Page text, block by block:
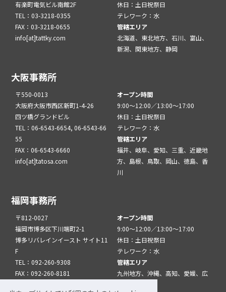
有楽町電気ビル南館2F
TEL：03-3218-0355
FAX：03-3218-0655
info[at]tattky.com
休日：土日祝祭日
テレワーク：水
管轄エリア
北海道、東北地方、石川、富山、
新潟、関東地方、静岡
大阪事務所
〒550-0013
大阪府大阪市西区新町1-4-26
四ツ橋グランドビル
TEL：06-6543-6654, 06-6543-66
55
FAX：06-6543-6660
info[at]tatosa.com
オープン時間
9:00～12:00／13:00～17:00
休日：土日祝祭日
テレワーク：水
管轄エリア
福井、岐阜、愛知、三重、近畿地
方、島根、鳥取、岡山、徳島、香
川
福岡事務所
〒812-0027
福岡市博多区下川端町2-1
博多リバレインイースト サイト11
F
TEL：092-260-9308
FAX：092-260-8181
オープン時間
9:00～12:00／13:00～17:00
休日：土日祝祭日
テレワーク：水
管轄エリア
九州地方、沖縄、高知、愛媛、広